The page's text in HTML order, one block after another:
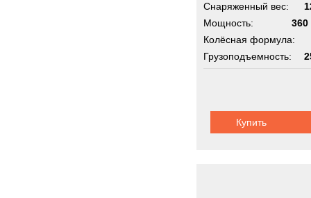
Снаряженный вес:
Мощность:
360
Колёсная формула:
Грузоподъемность:
Купить